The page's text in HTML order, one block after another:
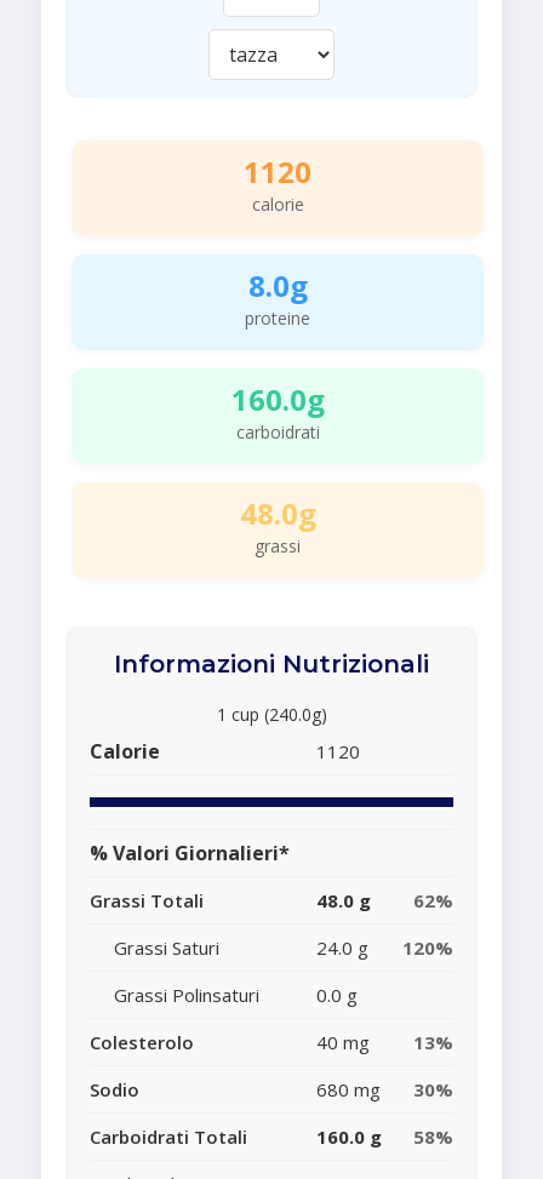
1120
calorie
8.0g
proteine
160.0g
carboidrati
48.0g
grassi
Informazioni Nutrizionali
1 cup (240.0g)
Calorie 1120
% Valori Giornalieri*
Grassi Totali 48.0 g
62%
Grassi Saturi
24.0 g
120%
Grassi Polinsaturi
0.0 g
Colesterolo
40 mg
13%
Sodio
680 mg
30%
Carboidrati Totali
160.0 g
58%